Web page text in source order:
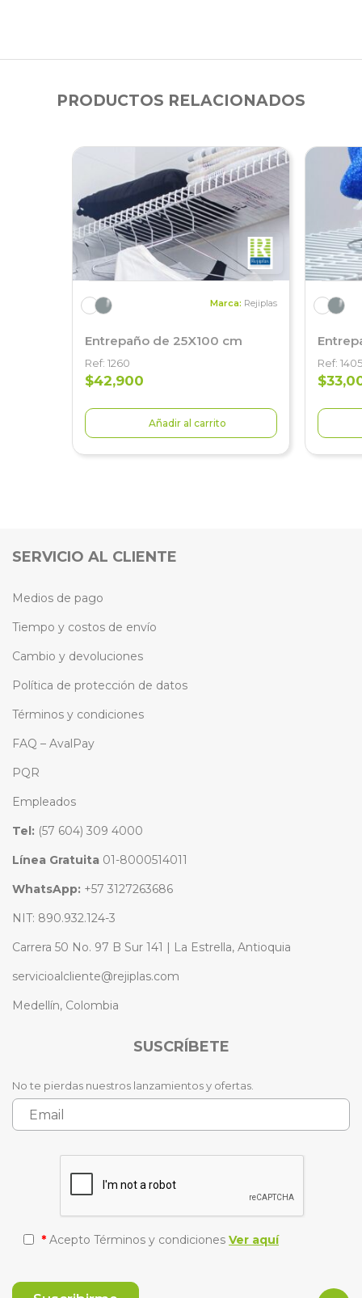
PRODUCTOS RELACIONADOS
Marca: Rejiplas
Entrepaño de 25X100 cm
Ref: 1260
$42,900
Añadir al carrito
Ref: 1405
SERVICIO AL CLIENTE
Medios de pago
Tiempo y costos de envío
Cambio y devoluciones
Política de protección de datos
Términos y condiciones
FAQ – AvalPay
PQR
Empleados
Tel: (57 604) 309 4000
Línea Gratuita 01-8000514011
WhatsApp: +57 3127263686
NIT: 890.932.124-3
Carrera 50 No. 97 B Sur 141 | La Estrella, Antioquia
servicioalcliente@rejiplas.com
Medellín, Colombia
SUSCRÍBETE
No te pierdas nuestros lanzamientos y ofertas.
* Acepto Términos y condiciones Ver aquí